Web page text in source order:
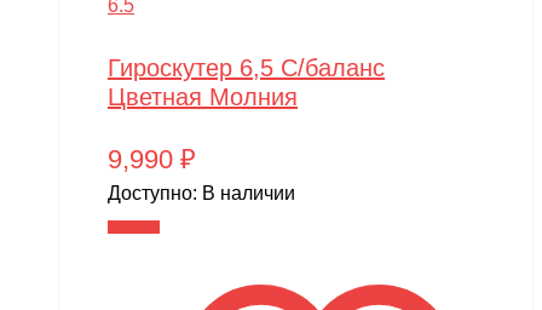
6.5
Гироскутер 6,5 С/баланс
Цветная Молния
9,990 ₽
Доступно: В наличии